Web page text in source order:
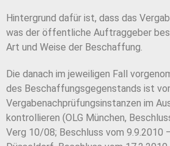
Hintergrund dafür ist, dass das
was der öffentliche Auftraggeber
Art und Weise der Beschaffung.
Die danach im jeweiligen Fall
des Beschaffungsgegenstands ist
Vergabenachprüfungsinstanzen im
kontrollieren (OLG München,
Verg 10/08; Beschluss vom 9.9.2010